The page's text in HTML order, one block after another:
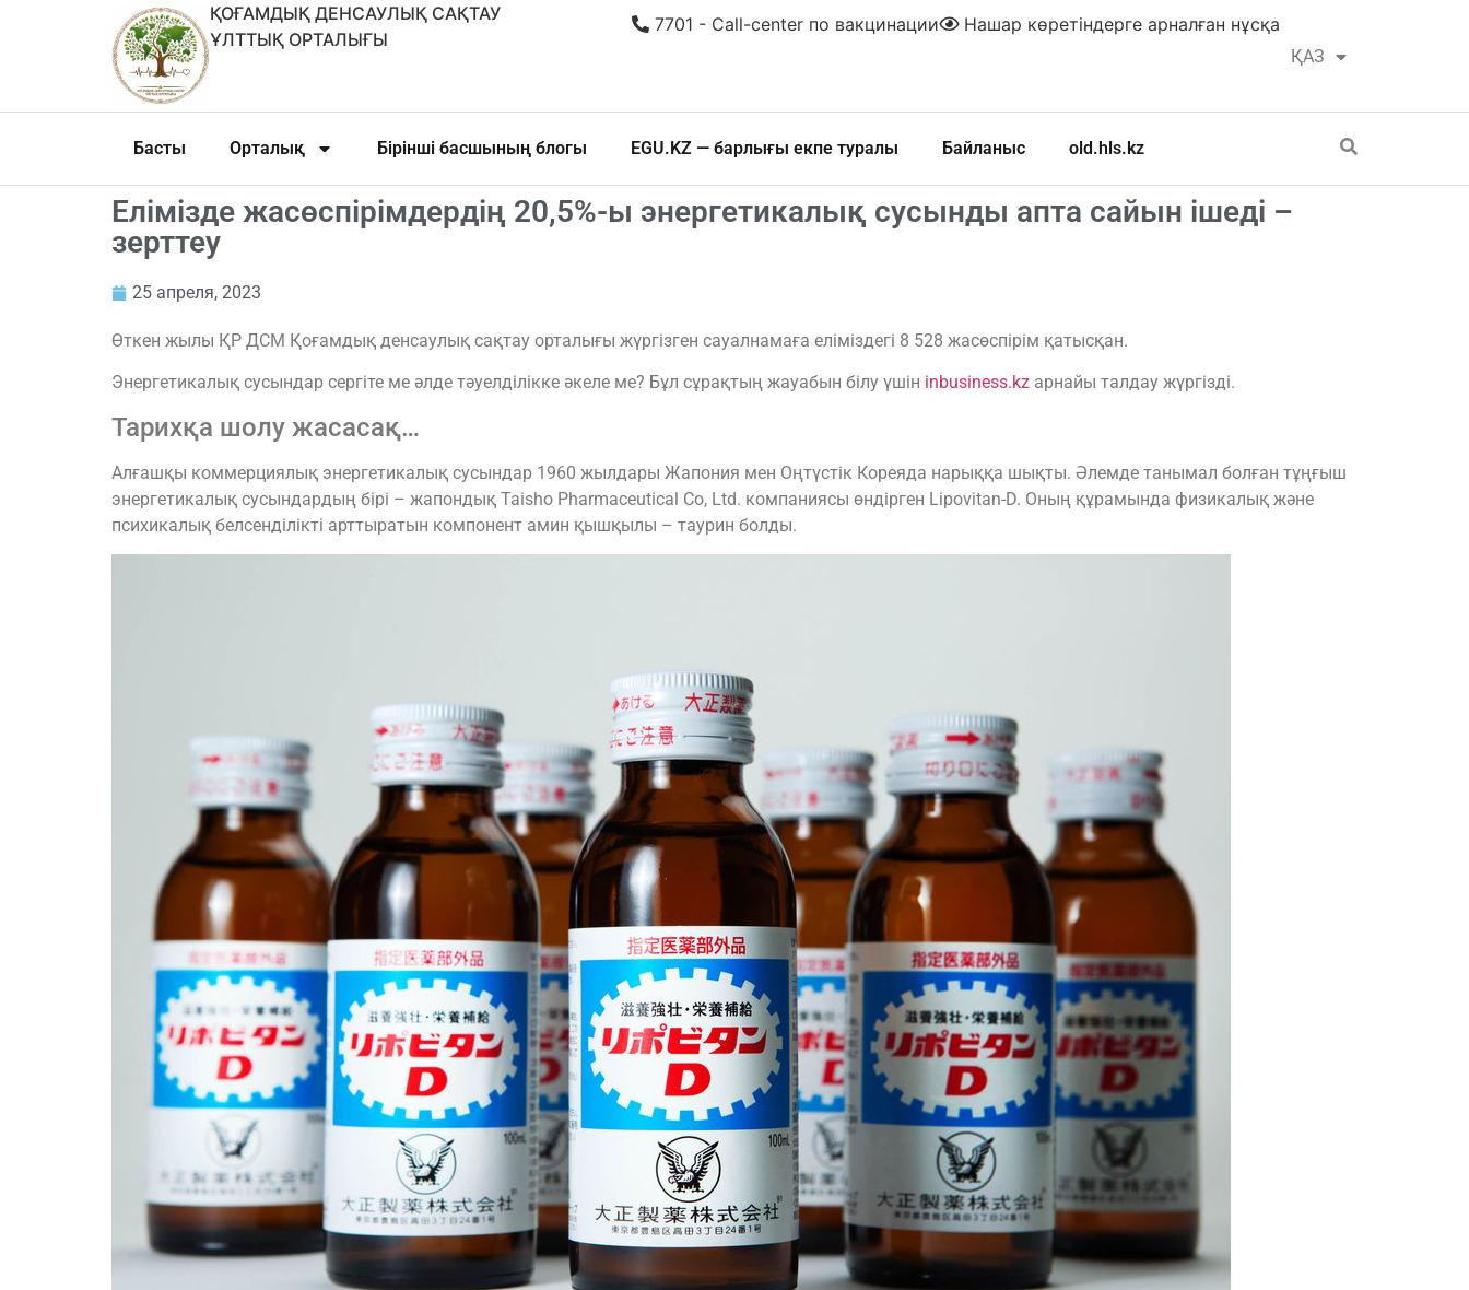
ҚОҒАМДЫҚ ДЕНСАУЛЫҚ САҚТАУ
ҰЛТТЫҚ ОРТАЛЫҒЫ
ҚАЗ
РУС
Нашар көретіндерге арналған нұсқа
7701 - Call-center по вакцинации
Басты Орталық Бірінші басшының блогы EGU.KZ — барлығы екпе туралы Байланыс old.hls.kz
Елімізде жасөспірімдердің 20,5%-ы энергетикалық сусынды апта сайын ішеді –
зерттеу
25 апреля, 2023
Өткен жылы ҚР ДСМ Қоғамдық денсаулық сақтау орталығы жүргізген сауалнамаға еліміздегі 8 528 жасөспірім қатысқан.
Энергетикалық сусындар сергіте ме әлде тәуелділікке әкеле ме? Бұл сұрақтың жауабын білу үшін inbusiness.kz арнайы талдау жүргізді.
Тарихқа шолу жасасақ…
Алғашқы коммерциялық энергетикалық сусындар 1960 жылдары Жапония мен Оңтүстік Кореяда нарыққа шықты. Әлемде танымал болған тұңғыш
энергетикалық сусындардың бірі – жапондық Taisho Pharmaceutical Co, Ltd. компаниясы өндірген Lipovitan-D. Оның құрамында физикалық және
психикалық белсенділікті арттыратын компонент амин қышқылы – таурин болды.